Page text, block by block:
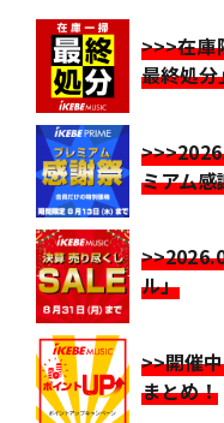
>>>在庫
最終処分
ミアム感
ル」
>>開催
まとめ！